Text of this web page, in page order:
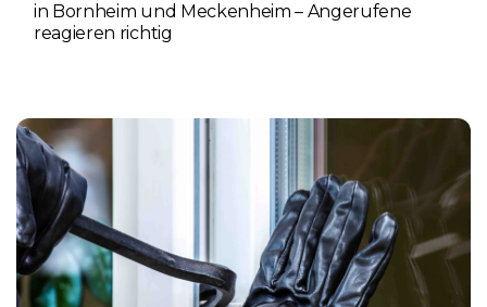
in Bornheim und Meckenheim – Angerufene
reagieren richtig